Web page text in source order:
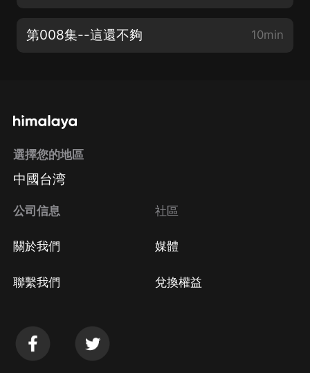
第008集--這還不夠 10min
選擇您的地區
中國台湾
公司信息
關於我們
聯繫我們
社區
媒體
兌換權益